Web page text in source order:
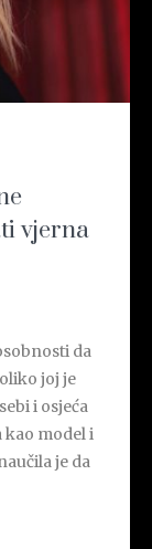
vjerna
da
joj je
i osjeća
kao model i
je da